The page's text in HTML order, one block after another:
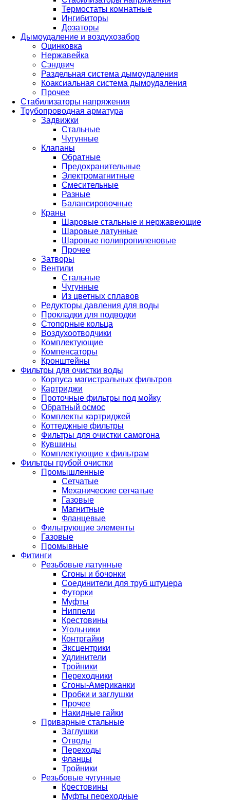
Термостаты комнатные
Ингибиторы
Дозаторы
Дымоудаление и воздухозабор
Оцинковка
Нержавейка
Сэндвич
Раздельная система дымоудаления
Коаксиальная система дымоудаления
Прочее
Стабилизаторы напряжения
Трубопроводная арматура
Задвижки
Стальные
Чугунные
Клапаны
Обратные
Предохранительные
Электромагнитные
Смесительные
Разные
Балансировочные
Краны
Шаровые стальные и нержавеющие
Шаровые латунные
Шаровые полипропиленовые
Прочее
Затворы
Вентили
Стальные
Чугунные
Из цветных сплавов
Редукторы давления для воды
Прокладки для подводки
Стопорные кольца
Воздухоотводчики
Комплектующие
Компенсаторы
Кронштейны
Фильтры для очистки воды
Корпуса магистральных фильтров
Картриджи
Проточные фильтры под мойку
Обратный осмос
Комплекты картриджей
Коттеджные фильтры
Фильтры для очистки самогона
Кувшины
Комплектующие к фильтрам
Фильтры грубой очистки
Промышленные
Сетчатые
Механические сетчатые
Газовые
Магнитные
Фланцевые
Фильтрующие элементы
Газовые
Промывные
Фитинги
Резьбовые латунные
Сгоны и бочонки
Соединители для труб штуцера
Футорки
Муфты
Ниппели
Крестовины
Угольники
Контргайки
Эксцентрики
Удлинители
Тройники
Переходники
Сгоны-Американки
Пробки и заглушки
Прочее
Накидные гайки
Приварные стальные
Заглушки
Отводы
Переходы
Фланцы
Тройники
Резьбовые чугунные
Крестовины
Муфты переходные